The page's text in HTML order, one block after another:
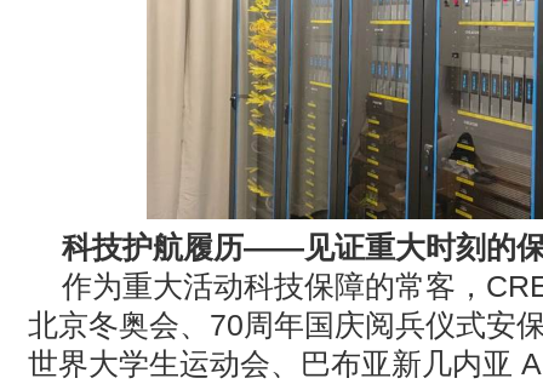
科技护航履历——见证重大时刻的
作为重大活动科技保障的常客，
北京冬奥会、 70周年国庆阅兵仪式安
世界大学生运动会、巴布亚新几内亚